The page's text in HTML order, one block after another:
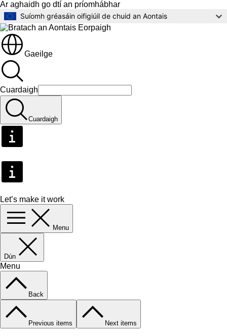
Ar aghaidh go dtí an príomhábhar
Suíomh gréasáin oifigiúil de chuid an Aontais
Gaeilge
Cuardaigh
Cuardaigh
Let’s make it work
Menu
Dún
Menu
Back
Previous items Next items